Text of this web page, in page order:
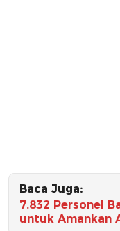
Baca Juga:
7.832 Personel
untuk Amankan